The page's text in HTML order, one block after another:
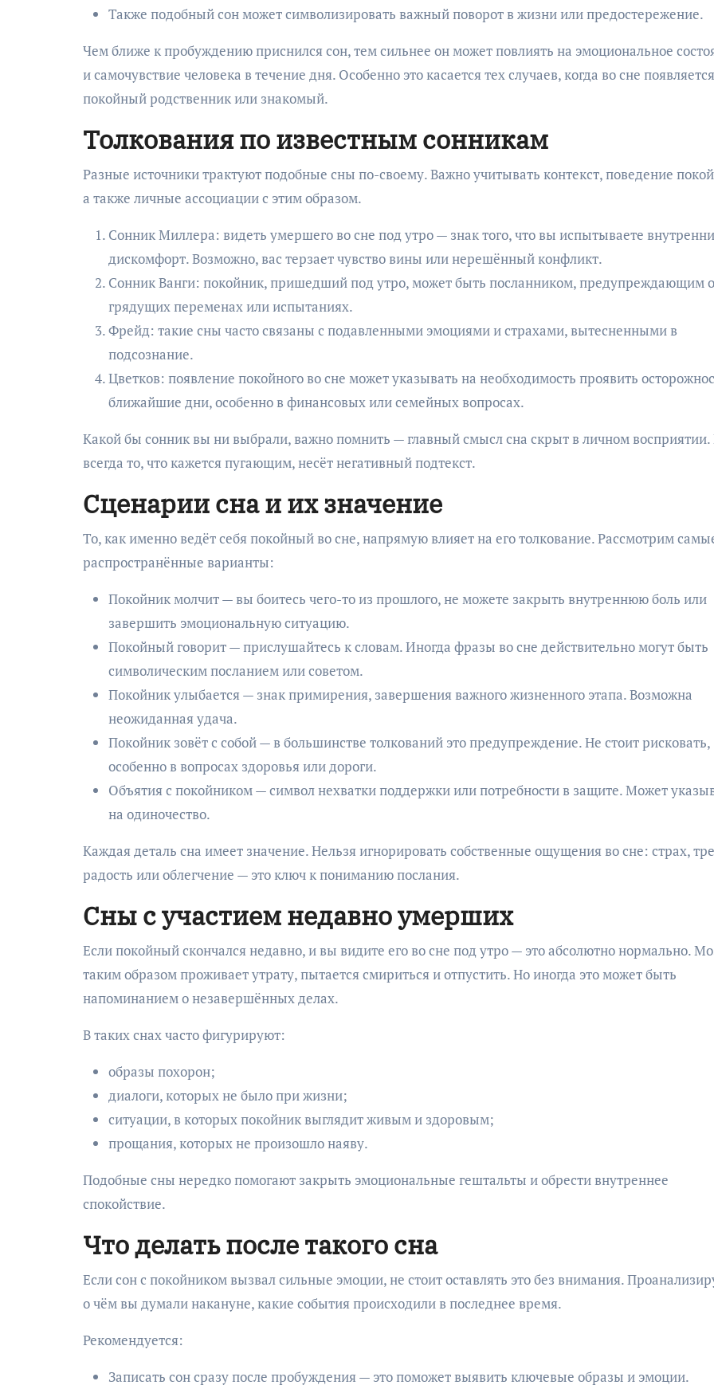
Также подобный сон может символизировать важный поворот в жизни или предостережение.
Чем ближе к пробуждению приснился сон, тем сильнее он может повлиять на эмоциональное
и самочувствие человека в течение дня. Особенно это касается тех случаев, когда во сне появляется
покойный родственник или знакомый.
Толкования по известным сонникам
Разные источники трактуют подобные сны по-своему. Важно учитывать контекст, поведение
а также личные ассоциации с этим образом.
Сонник Миллера: видеть умершего во сне под утро — знак того, что вы испытываете
дискомфорт. Возможно, вас терзает чувство вины или нерешённый конфликт.
Сонник Ванги: покойник, пришедший под утро, может быть посланником, предупреждающим о
грядущих переменах или испытаниях.
Фрейд: такие сны часто связаны с подавленными эмоциями и страхами, вытесненными в
подсознание.
Цветков: появление покойного во сне может указывать на необходимость проявить
ближайшие дни, особенно в финансовых или семейных вопросах.
Какой бы сонник вы ни выбрали, важно помнить — главный смысл сна скрыт в личном восприятии.
всегда то, что кажется пугающим, несёт негативный подтекст.
Сценарии сна и их значение
То, как именно ведёт себя покойный во сне, напрямую влияет на его толкование. Рассмотрим
распространённые варианты:
Покойник молчит — вы боитесь чего-то из прошлого, не можете закрыть внутреннюю боль или
завершить эмоциональную ситуацию.
Покойный говорит — прислушайтесь к словам. Иногда фразы во сне действительно могут быть
символическим посланием или советом.
Покойник улыбается — знак примирения, завершения важного жизненного этапа. Возможна
неожиданная удача.
Покойник зовёт с собой — в большинстве толкований это предупреждение. Не стоит рисковать,
особенно в вопросах здоровья или дороги.
Объятия с покойником — символ нехватки поддержки или потребности в защите. Может
на одиночество.
Каждая деталь сна имеет значение. Нельзя игнорировать собственные ощущения во сне: страх,
радость или облегчение — это ключ к пониманию послания.
Сны с участием недавно умерших
Если покойный скончался недавно, и вы видите его во сне под утро — это абсолютно нормально.
таким образом проживает утрату, пытается смириться и отпустить. Но иногда это может быть
напоминанием о незавершённых делах.
В таких снах часто фигурируют:
образы похорон;
диалоги, которых не было при жизни;
ситуации, в которых покойник выглядит живым и здоровым;
прощания, которых не произошло наяву.
Подобные сны нередко помогают закрыть эмоциональные гештальты и обрести внутреннее
спокойствие.
Что делать после такого сна
Если сон с покойником вызвал сильные эмоции, не стоит оставлять это без внимания.
о чём вы думали накануне, какие события происходили в последнее время.
Рекомендуется:
Записать сон сразу после пробуждения — это поможет выявить ключевые образы и эмоции.